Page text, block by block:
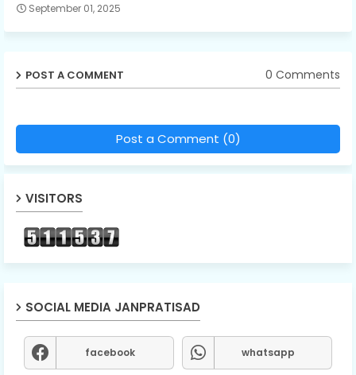
September 01, 2025
POST A COMMENT 0 Comments
Post a Comment (0)
VISITORS
SOCIAL MEDIA JANPRATISAD
facebook whatsapp